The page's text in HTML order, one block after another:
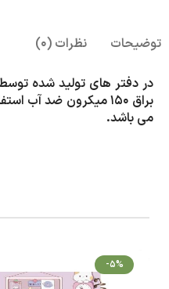
توضیحات نظرات (0)
براق 150 میکرون ضد
می باشد.
-5%